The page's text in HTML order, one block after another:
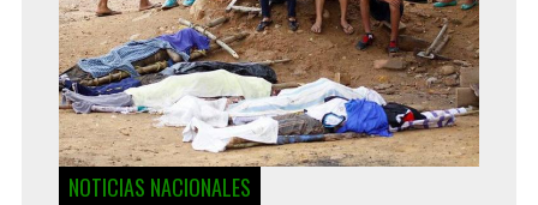
NOTICIAS NACIONALES